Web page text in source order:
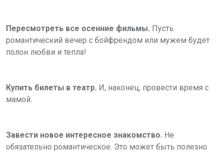
Пересмотреть все осенние фильмы. Пусть
романтический вечер с бойфрендом или мужем будет
полон любви и тепла!
Купить билеты в театр. И, наконец, провести время с
мамой.
Завести новое интересное знакомство. Не
обязательно романтическое. Это может быть полезно